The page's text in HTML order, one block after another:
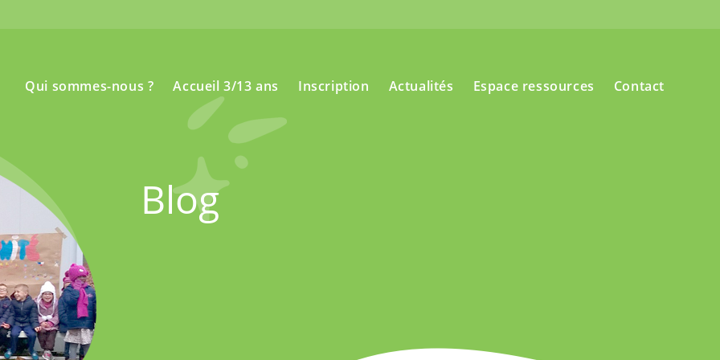
Qui sommes-nous ? Accueil 3/13 ans Inscription Actualités Espace ressources Contact
Blog